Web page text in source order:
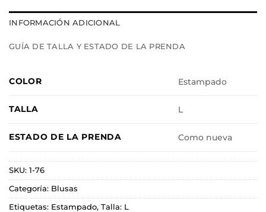
INFORMACIÓN ADICIONAL
GUÍA DE TALLA Y ESTADO DE LA PRENDA
COLOR Estampado
TALLA L
ESTADO DE LA PRENDA Como nueva
SKU: 1-76
Categoría: Blusas
Etiquetas: Estampado, Talla: L